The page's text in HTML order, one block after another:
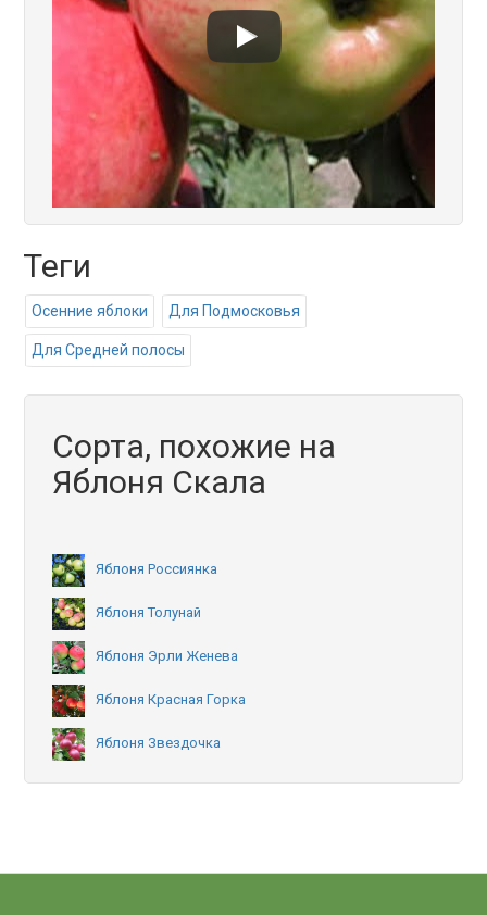
Теги
Осенние яблоки Для Подмосковья
Для Средней полосы
Сорта, похожие на
Яблоня Скала
Яблоня Россиянка
Яблоня Толунай
Яблоня Эрли Женева
Яблоня Красная Горка
Яблоня Звездочка